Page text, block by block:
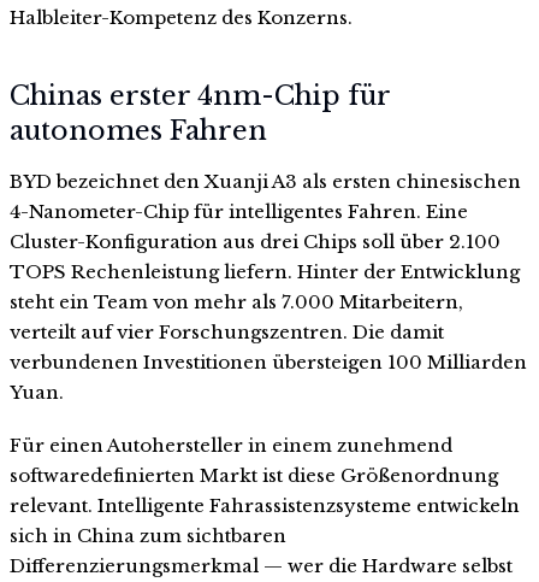
Halbleiter-Kompetenz des Konzerns.
Chinas erster 4nm-Chip für
autonomes Fahren
BYD bezeichnet den Xuanji A3 als ersten chinesischen
4-Nanometer-Chip für intelligentes Fahren. Eine
Cluster-Konfiguration aus drei Chips soll über 2.100
TOPS Rechenleistung liefern. Hinter der Entwicklung
steht ein Team von mehr als 7.000 Mitarbeitern,
verteilt auf vier Forschungszentren. Die damit
verbundenen Investitionen übersteigen 100 Milliarden
Yuan.
Für einen Autohersteller in einem zunehmend
softwaredefinierten Markt ist diese Größenordnung
relevant. Intelligente Fahrassistenzsysteme entwickeln
sich in China zum sichtbaren
Differenzierungsmerkmal — wer die Hardware selbst